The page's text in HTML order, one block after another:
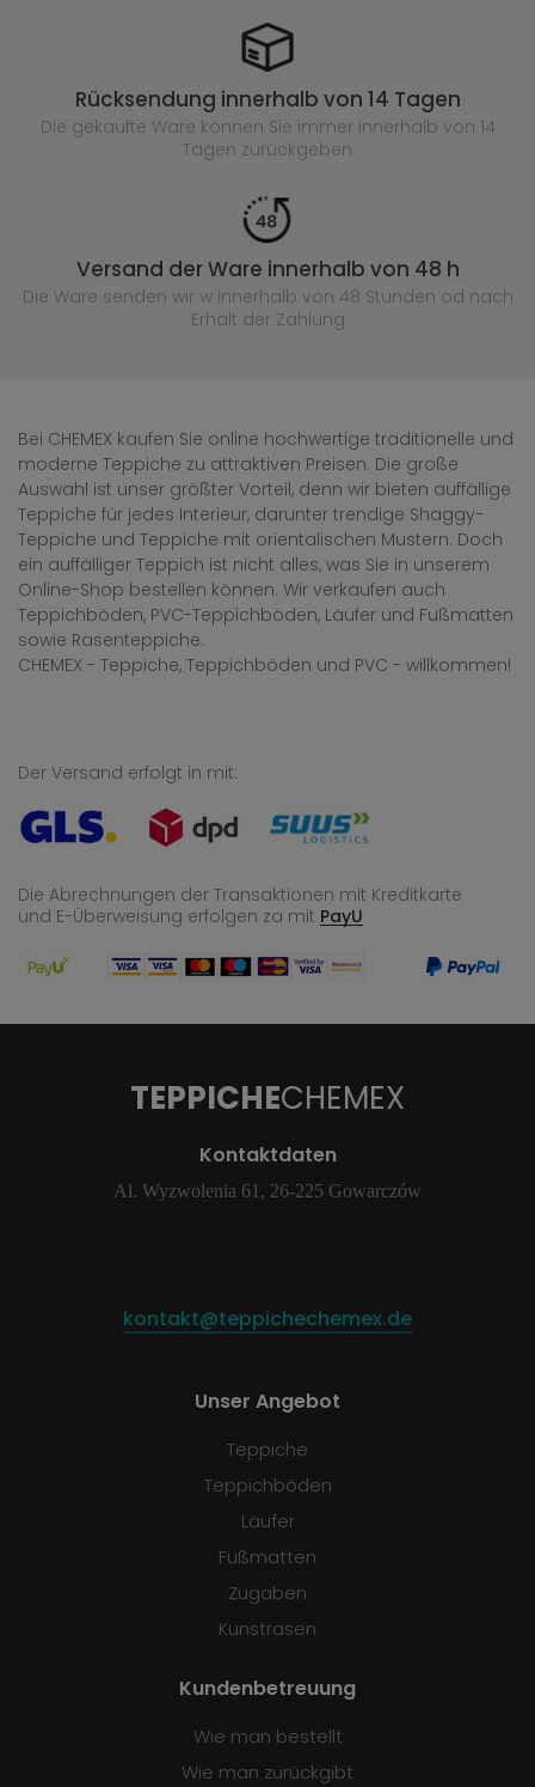
Rücksendung innerhalb von 14 Tagen
Die gekaufte Ware können Sie immer innerhalb von 14
Tagen zurückgeben
Versand der Ware innerhalb von 48 h
Die Ware senden wir w innerhalb von 48 Stunden od nach
Erhalt der Zahlung
Bei CHEMEX kaufen Sie online hochwertige traditionelle und
moderne Teppiche zu attraktiven Preisen. Die große
Auswahl ist unser größter Vorteil, denn wir bieten auffällige
Teppiche für jedes Interieur, darunter trendige Shaggy-
Teppiche und Teppiche mit orientalischen Mustern. Doch
ein auffälliger Teppich ist nicht alles, was Sie in unserem
Online-Shop bestellen können. Wir verkaufen auch
Teppichböden, PVC-Teppichböden, Läufer und Fußmatten
sowie Rasenteppiche.
CHEMEX - Teppiche, Teppichböden und PVC - willkommen!
Der Versand erfolgt in mit:
Die Abrechnungen der Transaktionen mit Kreditkarte
und E-Überweisung erfolgen za mit PayU
TEPPICHECHEMEX
Kontaktdaten
Al. Wyzwolenia 61, 26-225 Gowarczów
kontakt@teppichechemex.de
Unser Angebot
Teppiche
Teppichböden
Läufer
Fußmatten
Zugaben
Kunstrasen
Kundenbetreuung
Wie man bestellt
Wie man zurückgibt